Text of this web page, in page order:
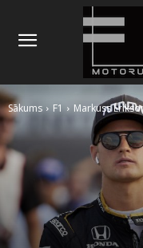
Sākums F1 Markuss